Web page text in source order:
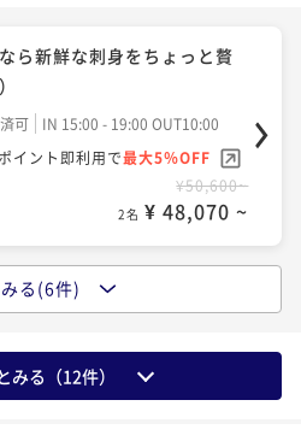
貴方へ♪『お肉たっぷりプ
よ〜☆
可
IN 15:00 - 19:00 OUT10:00
ポイント即利用で 最大5％OFF
¥55,000~
2名 ¥ 52,250 ~
黒船」1人1台付き♪季節の
方へ）
可
IN 15:00 - 19:00 OUT10:00
ポイント即利用で
ら新鮮な刺身をちょっと贅
可
IN 15:00 - 19:00 OUT10:00
ポイント即利用で最大5％OFF
¥50,600~
2名 ¥ 48,070 ~
に思わず笑顔♪活鮑の踊り
可
IN 15:00 - 19:00 OUT10:00
イント即利用で最大5％OFF
る(6件)
みる（12件）